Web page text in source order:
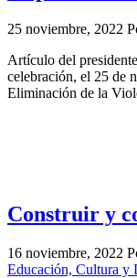
25 noviembre, 2022
Artículo del
celebración, el 25 de
Eliminación de la
Construir y
16 noviembre, 2022
Educación, Cultura y